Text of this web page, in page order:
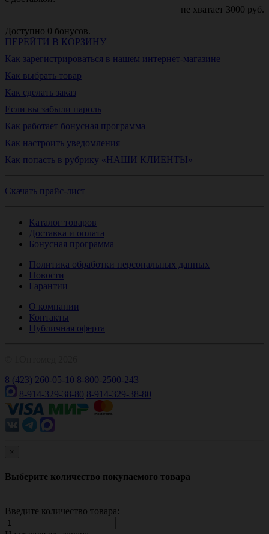
не хватает 3000 руб.
Доступно 0 бонусов.
ПЕРЕЙТИ В КОРЗИНУ
Как зарегистрироваться в нашем интернет-магазине
Как выбрать товар
Как сделать заказ
Если вы забыли пароль
Как работает бонусная программа
Как настроить уведомления
Как попасть в рубрику «НАШИ КЛИЕНТЫ»
Скачать прайс-лист
Каталог товаров
Доставка и оплата
Бонусная программа
Политика обработки персональных данных
Новости
Гарантии
О компании
Контакты
Публичная оферта
8 (423) 260-05-10 8-800-2500-243
8-914-329-38-80 8-914-329-38-80
×
Выберите количество покупаемого товара
Введите количество товара: